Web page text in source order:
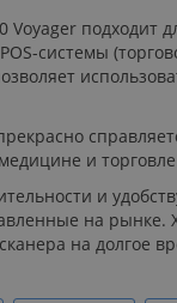
Voyager подходит
системы
и
и
на рынке.
на долгое